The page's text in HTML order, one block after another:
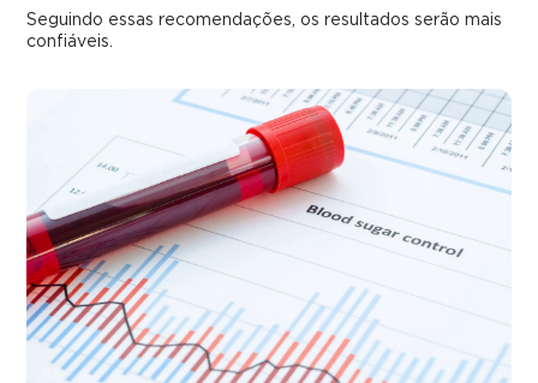
Seguindo essas recomendações, os resultados serão mais
confiáveis.